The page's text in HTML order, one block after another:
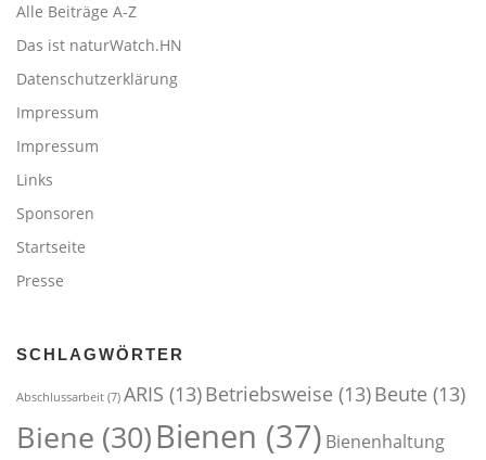
Alle Beiträge A-Z
Das ist naturWatch.HN
Datenschutzerklärung
Impressum
Impressum
Links
Sponsoren
Startseite
Presse
SCHLAGWÖRTER
Abschlussarbeit (7) ARIS (13)Betriebsweise (13)Beute (13)
Biene (30)Bienen (37) Bienenhaltung